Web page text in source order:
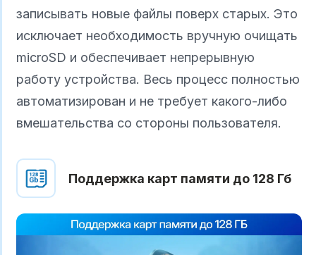
записывать новые файлы поверх старых. Это
исключает необходимость вручную очищать
microSD и обеспечивает непрерывную
работу устройства. Весь процесс полностью
автоматизирован и не требует какого-либо
вмешательства со стороны пользователя.
Поддержка карт памяти до 128 Гб